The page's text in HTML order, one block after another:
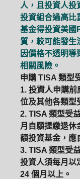
人，且投資人投
投資組合過高比
基金得投資美國
質，較可能發生
因價格不透明
相關風險。
申購 TISA 類型
1. 投資人申購
位及其他各類型
2. TISA 類型受
月自願提繳退休
額投資基金，應
3. TISA 類型受
投資人須每月以
24 個月以上。